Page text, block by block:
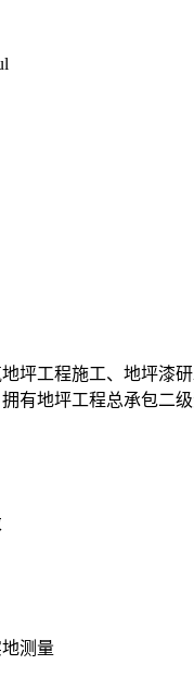
坪工程施工、地坪漆
有地坪工程总承包二级
测量